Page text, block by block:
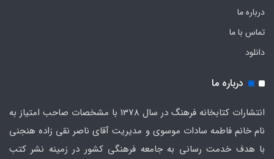
درباره ما
تماس با ما
دانلود
درباره ما
انتشارات کتابخانه فرهنگ در سال 1378 با مشخصات صاحب امتیاز به
نام خانم فاطمه سادات موسوی و مدیریت آقای ناصر نقی زاده هنجنی
با هدف خدمت رسانی به جامعه فرهنگی کشور در زمینه نشر کتب